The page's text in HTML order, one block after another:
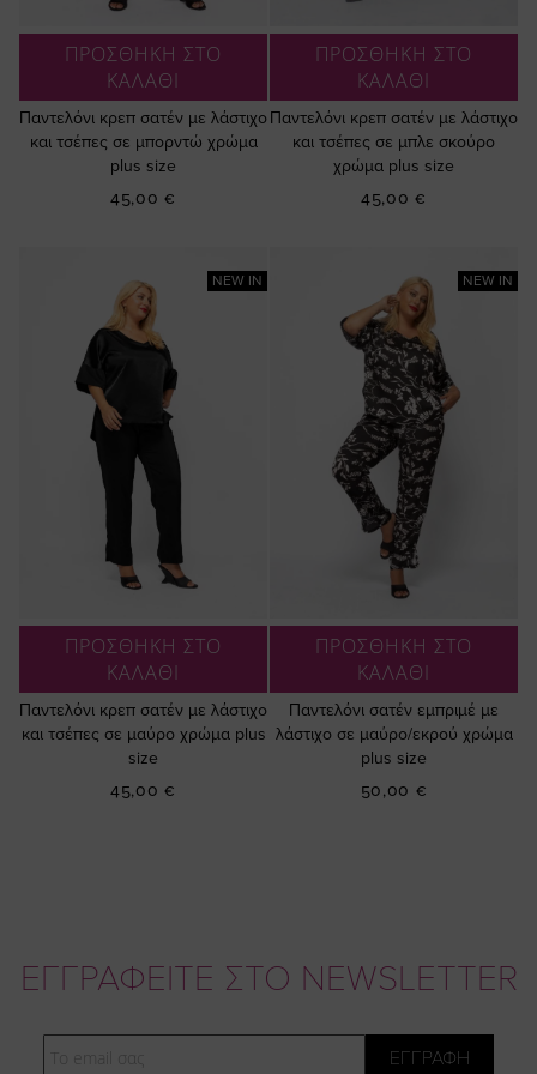
ΠΡΟΣΘΗΚΗ ΣΤΟ
ΚΑΛΑΘΙ
Παντελόνι κρεπ σατέν με λάστιχο
και τσέπες σε μπορντώ χρώμα
plus size
45,00 €
ΠΡΟΣΘΗΚΗ ΣΤΟ
ΚΑΛΑΘΙ
Παντελόνι κρεπ σατέν με λάστιχο
και τσέπες σε μπλε σκούρο
χρώμα plus size
45,00 €
NEW IN
ΠΡΟΣΘΗΚΗ ΣΤΟ
ΚΑΛΑΘΙ
Παντελόνι κρεπ σατέν με λάστιχο
και τσέπες σε μαύρο χρώμα plus
size
45,00 €
NEW IN
ΠΡΟΣΘΗΚΗ ΣΤΟ
ΚΑΛΑΘΙ
Παντελόνι σατέν εμπριμέ με
λάστιχο σε μαύρο/εκρού χρώμα
plus size
50,00 €
ΕΓΓΡΑΦΕΙΤΕ ΣΤΟ NEWSLETTER
ΕΓΓΡΑΦΗ